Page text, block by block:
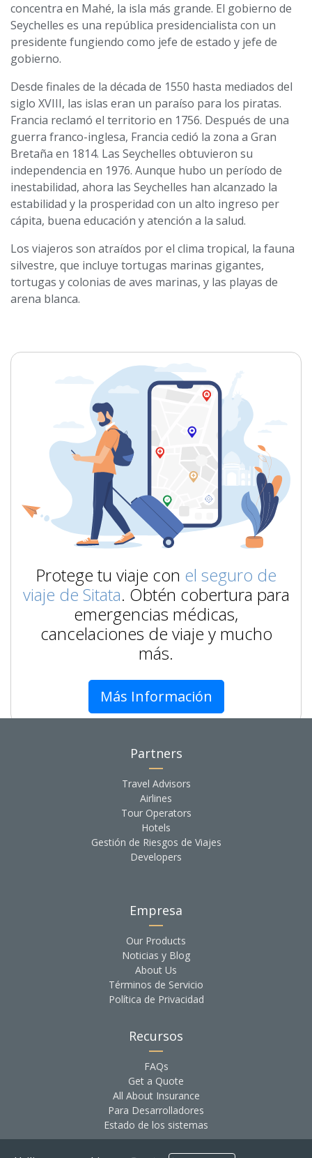
concentra en Mahé, la isla más grande. El gobierno de
Seychelles es una república presidencialista con un
presidente fungiendo como jefe de estado y jefe de
gobierno.
Desde finales de la década de 1550 hasta mediados del
siglo XVIII, las islas eran un paraíso para los piratas.
Francia reclamó el territorio en 1756. Después de una
guerra franco-inglesa, Francia cedió la zona a Gran
Bretaña en 1814. Las Seychelles obtuvieron su
independencia en 1976. Aunque hubo un período de
inestabilidad, ahora las Seychelles han alcanzado la
estabilidad y la prosperidad con un alto ingreso per
cápita, buena educación y atención a la salud.
Los viajeros son atraídos por el clima tropical, la fauna
silvestre, que incluye tortugas marinas gigantes,
tortugas y colonias de aves marinas, y las playas de
arena blanca.
Protege tu viaje con el seguro de
viaje de Sitata. Obtén cobertura para
emergencias médicas,
cancelaciones de viaje y mucho
más.
Más Información
Partners
Travel Advisors
Airlines
Tour Operators
Hotels
Gestión de Riesgos de Viajes
Developers
Empresa
Our Products
Noticias y Blog
About Us
Términos de Servicio
Política de Privacidad
Recursos
FAQs
Get a Quote
All About Insurance
Para Desarrolladores
Estado de los sistemas